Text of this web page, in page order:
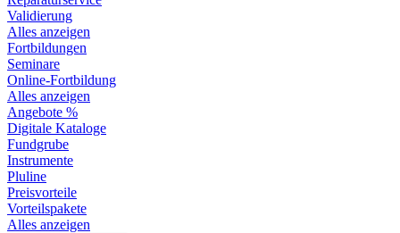
Validierung
Alles anzeigen
Fortbildungen
Seminare
Online-Fortbildung
Alles anzeigen
Angebote %
Digitale Kataloge
Fundgrube
Instrumente
Pluline
Preisvorteile
Vorteilspakete
Alles anzeigen